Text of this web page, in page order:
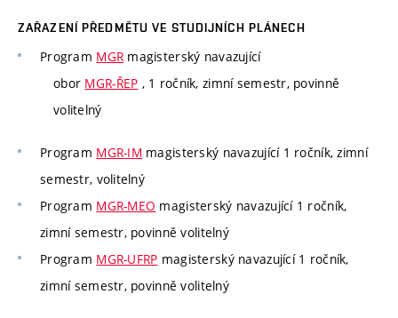
ZAŘAZENÍ PŘEDMĚTU VE STUDIJNÍCH PLÁNECH
Program MGR magisterský navazující
obor MGR-ŘEP , 1 ročník, zimní semestr, povinně
volitelný
Program MGR-IM magisterský navazující 1 ročník, zimní
semestr, volitelný
Program MGR-MEO magisterský navazující 1 ročník,
zimní semestr, povinně volitelný
Program MGR-UFRP magisterský navazující 1 ročník,
zimní semestr, povinně volitelný